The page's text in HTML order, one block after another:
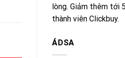
lòng. Giảm thêm tới
thành viên Clickbuy.
ÁDSA